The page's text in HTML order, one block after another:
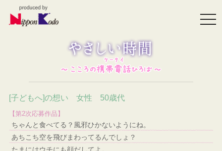
[子どもへ]の想い 女性 50歳代
【第2次応募作品】
ちゃんと食べてる？風邪ひかないようにね。
あちこち空を飛びまわってるんでしょ？